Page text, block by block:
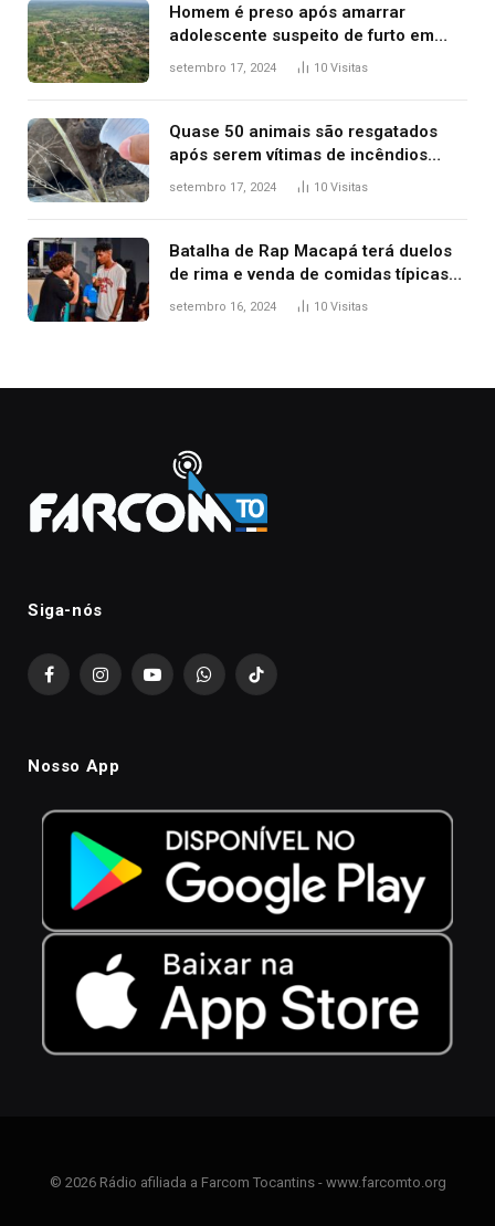
Homem é preso após amarrar
adolescente suspeito de furto em
estaca de cerca e agredi-lo
setembro 17, 2024 10 Visitas
Quase 50 animais são resgatados
após serem vítimas de incêndios
florestais no Tocantins
setembro 17, 2024 10 Visitas
Batalha de Rap Macapá terá duelos
de rima e venda de comidas típicas
no Mercado Central
setembro 16, 2024 10 Visitas
Siga-nós
FacebookInstagramYouTubeWhatsAppTikTok
Nosso App
© 2026 Rádio afiliada a Farcom Tocantins - www.farcomto.org